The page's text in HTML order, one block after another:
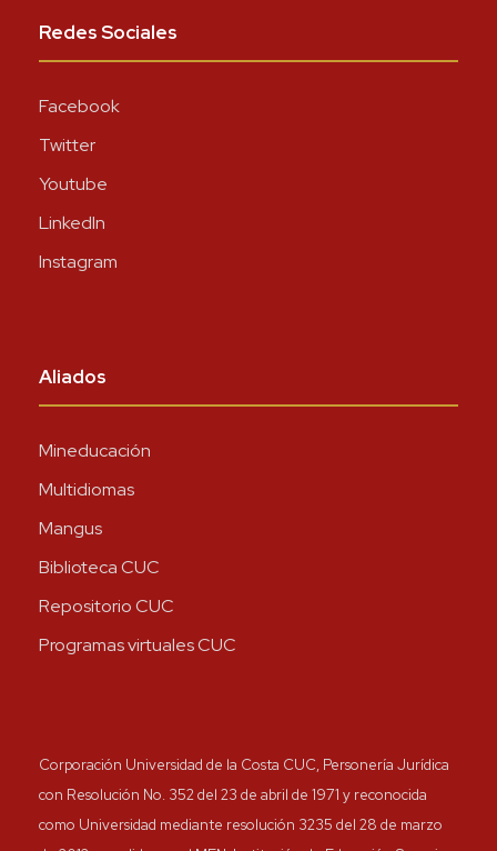
Redes Sociales
Facebook
Twitter
Youtube
LinkedIn
Instagram
Aliados
Mineducación
Multidiomas
Mangus
Biblioteca CUC
Repositorio CUC
Programas virtuales CUC
Corporación Universidad de la Costa CUC, Personería Jurídica
con Resolución No. 352 del 23 de abril de 1971 y reconocida
como Universidad mediante resolución 3235 del 28 de marzo